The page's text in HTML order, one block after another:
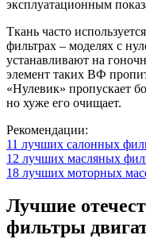
эксплуатационным
Ткань часто
фильтрах – моделях с
устанавливают на
элемент таких ВФ
«Нулевик» пропускает
но хуже его очищает.
Рекомендации:
11 лучших салонных
12 лучших масляных
18 лучших моторных
Лучшие
фильтры